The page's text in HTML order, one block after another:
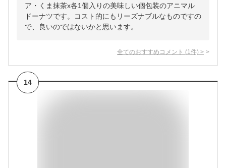
ア・くま抹茶x各1個入りの美味しい個包装のアニマル
ドーナツです。コスト的にもリーズナブルなものですの
で、良いのではないかと思います。
全てのおすすめコメント (1 件) >
14